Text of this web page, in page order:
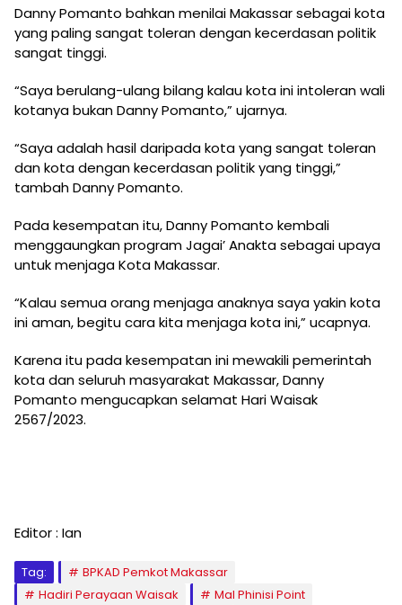
Danny Pomanto bahkan menilai Makassar sebagai kota
yang paling sangat toleran dengan kecerdasan politik
sangat tinggi.
“Saya berulang-ulang bilang kalau kota ini intoleran wali
kotanya bukan Danny Pomanto,” ujarnya.
“Saya adalah hasil daripada kota yang sangat toleran
dan kota dengan kecerdasan politik yang tinggi,”
tambah Danny Pomanto.
Pada kesempatan itu, Danny Pomanto kembali
menggaungkan program Jagai’ Anakta sebagai upaya
untuk menjaga Kota Makassar.
“Kalau semua orang menjaga anaknya saya yakin kota
ini aman, begitu cara kita menjaga kota ini,” ucapnya.
Karena itu pada kesempatan ini mewakili pemerintah
kota dan seluruh masyarakat Makassar, Danny
Pomanto mengucapkan selamat Hari Waisak
2567/2023.
Editor : Ian
Tag:
BPKAD Pemkot Makassar
Hadiri Perayaan Waisak
Mal Phinisi Point